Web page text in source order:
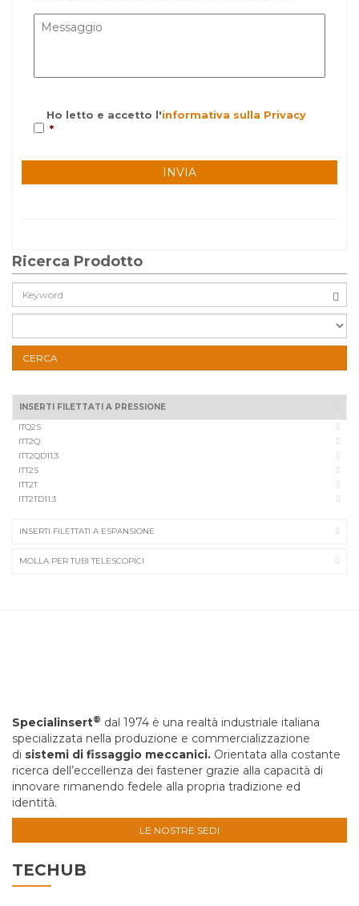
Ho letto e accetto l'informativa sulla Privacy
*
Ricerca Prodotto
Cerca:
CERCA
INSERTI FILETTATI A PRESSIONE
ITQ2S
ITT2Q
ITT2QD11.3
ITT2S
ITT2T
ITT2TD11.3
INSERTI FILETTATI A ESPANSIONE
MOLLA PER TUBI TELESCOPICI
Specialinsert® dal 1974 è una realtà industriale italiana
specializzata nella produzione e commercializzazione
di sistemi di fissaggio meccanici. Orientata alla costante
ricerca dell’eccellenza dei fastener grazie alla capacità di
innovare rimanendo fedele alla propria tradizione ed
identità.
LE NOSTRE SEDI
TECHUB